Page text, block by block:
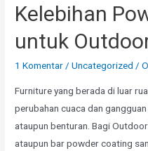
Kelebihan
untuk
1 Komentar /Uncategorized /
Furniture yang berada di luar
perubahan cuaca dan
ataupun benturan. Bagi
ataupun bar powder coating